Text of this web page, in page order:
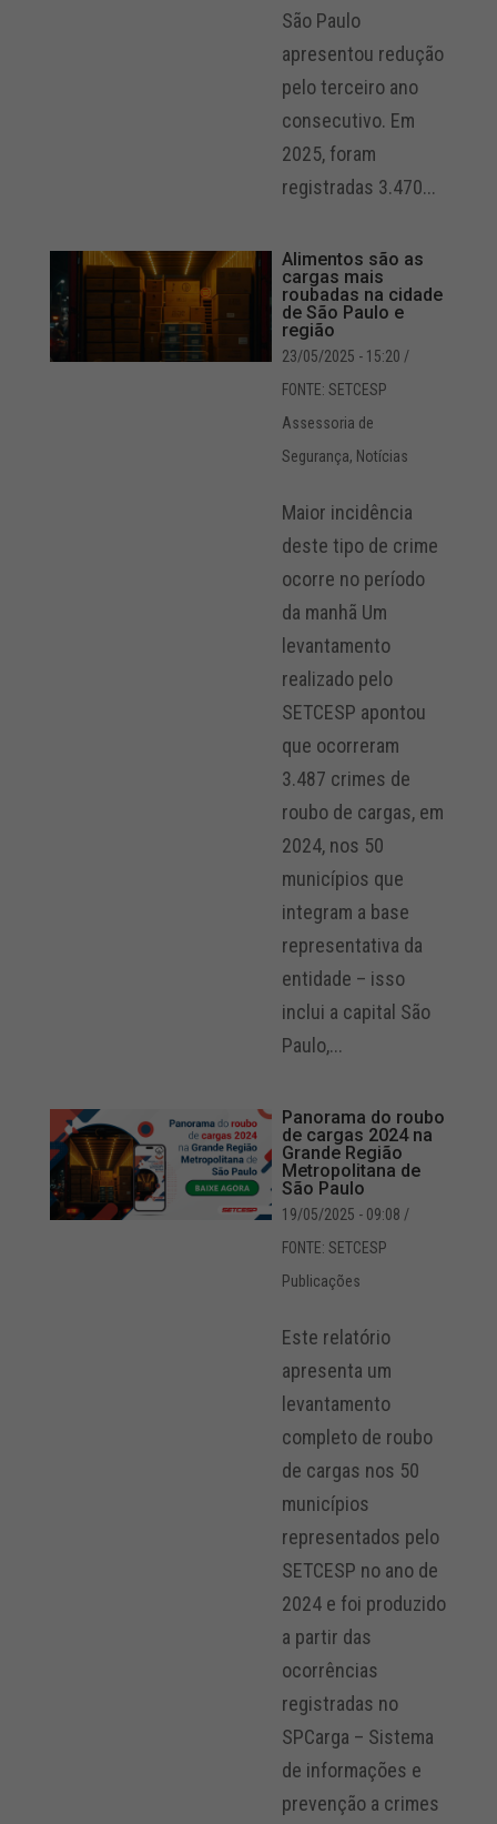
São Paulo
apresentou redução
pelo terceiro ano
consecutivo. Em
2025, foram
registradas 3.470...
Alimentos são as
cargas mais
roubadas na cidade
de São Paulo e
região
23/05/2025 - 15:20 /
FONTE: SETCESP
Assessoria de
Segurança, Notícias
Maior incidência
deste tipo de crime
ocorre no período
da manhã Um
levantamento
realizado pelo
SETCESP apontou
que ocorreram
3.487 crimes de
roubo de cargas, em
2024, nos 50
municípios que
integram a base
representativa da
entidade – isso
inclui a capital São
Paulo,...
Panorama do roubo
de cargas 2024 na
Grande Região
Metropolitana de
São Paulo
19/05/2025 - 09:08 /
FONTE: SETCESP
Publicações
Este relatório
apresenta um
levantamento
completo de roubo
de cargas nos 50
municípios
representados pelo
SETCESP no ano de
2024 e foi produzido
a partir das
ocorrências
registradas no
SPCarga – Sistema
de informações e
prevenção a crimes